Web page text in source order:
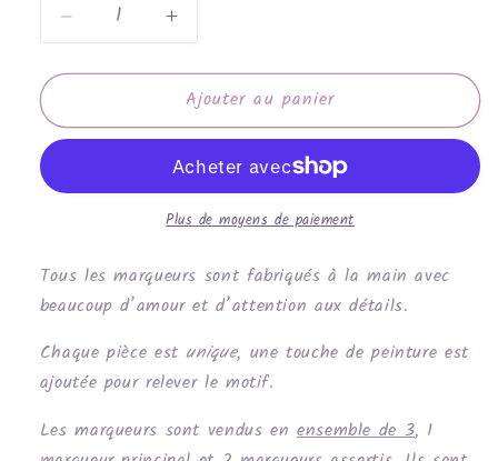
Réduire
la
quantité
Chaussette
Augmenter
la
quantité
de
Chaussette
Ajouter au panier
Plus de moyens de paiement
Tous les marqueurs sont fabriqués à la main avec
beaucoup d’amour et d’attention aux détails.
Chaque pièce estunique, une touche de peinture est
ajoutée pour relever le motif.
Les marqueurs sont vendus enensemble de 3, 1